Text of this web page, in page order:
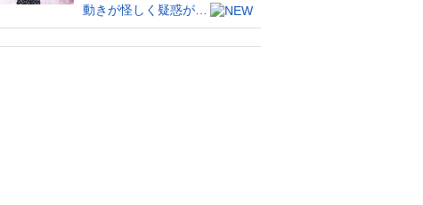
動きが怪しく疑惑が…